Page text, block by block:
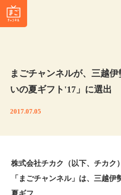
まごチャンネルが、三越
いの夏ギフト'17」に選出
2017.07.05
株式会社チカク（以下、チカク
「まごチャンネル」は、三越